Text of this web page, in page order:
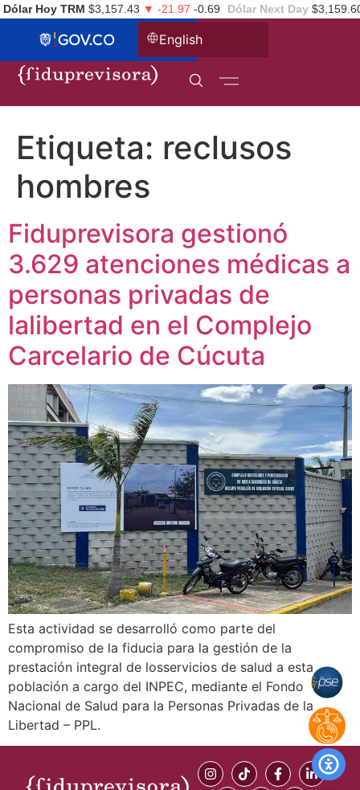
Dólar Hoy TRM $3,157.43 ▼ -21.97 -0.69 Dólar Next Day
English
Etiqueta: reclusos
hombres
Fiduprevisora gestionó
3.629 atenciones médicas a
personas privadas de
lalibertad en el Complejo
Carcelario de Cúcuta
Esta actividad se desarrolló como parte del
compromiso de la fiducia para la gestión de la
prestación integral de losservicios de salud a esta
población a cargo del INPEC, mediante el Fondo
Nacional de Salud para la Personas Privadas de la
Libertad – PPL.